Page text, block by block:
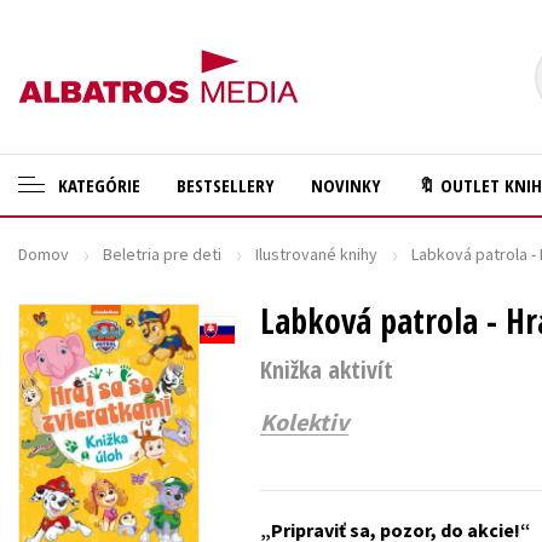
KATEGÓRIE
🛍️ Darčekové poukazy
✍️Knihy s podpisom
🎁 Limitované balíčky
🔥 Výhodné predpredaje
🏷️ Zlacnené knihy
⚔️ Zaklínač na CD
Cestovanie
Darčekové publikácie
História a military
BESTSELLERY NOVINKY 🔖 OUTLET
Domov Beletria pre deti Ilustrované knihy Labková patrola -
Labková patrola -
Knižka aktivít
Kolektiv
Pripraviť sa, pozor, do akcie!